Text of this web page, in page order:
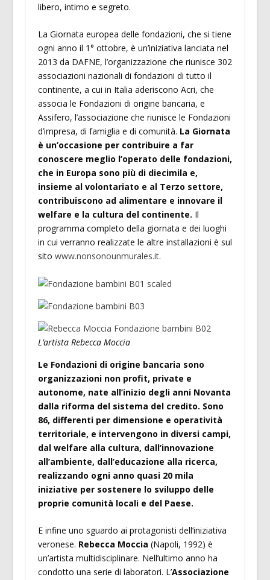
libero, intimo e segreto.
La Giornata europea delle fondazioni, che si tiene
ogni anno il 1° ottobre, è un’iniziativa lanciata nel
2013 da DAFNE, l’organizzazione che riunisce 302
associazioni nazionali di fondazioni di tutto il
continente, a cui in Italia aderiscono Acri, che
associa le Fondazioni di origine bancaria, e
Assifero, l’associazione che riunisce le Fondazioni
d’impresa, di famiglia e di comunità. La Giornata
è un’occasione per contribuire a far
conoscere meglio l’operato delle fondazioni,
che in Europa sono più di diecimila e,
insieme al volontariato e al Terzo settore,
contribuiscono ad alimentare e innovare il
welfare e la cultura del continente. Il
programma completo della giornata e dei luoghi
in cui verranno realizzate le altre installazioni è sul
sito www.nonsonounmurales.it.
L’artista Rebecca Moccia
Le Fondazioni di origine bancaria sono
organizzazioni non profit, private e
autonome, nate all’inizio degli anni Novanta
dalla riforma del sistema del credito. Sono
86, differenti per dimensione e operatività
territoriale, e intervengono in diversi campi,
dal welfare alla cultura, dall’innovazione
all’ambiente, dall’educazione alla ricerca,
realizzando ogni anno quasi 20 mila
iniziative per sostenere lo sviluppo delle
proprie comunità locali e del Paese.
E infine uno sguardo ai protagonisti dell’iniziativa
veronese. Rebecca Moccia (Napoli, 1992) è
un’artista multidisciplinare. Nell’ultimo anno ha
condotto una serie di laboratori. L’Associazione